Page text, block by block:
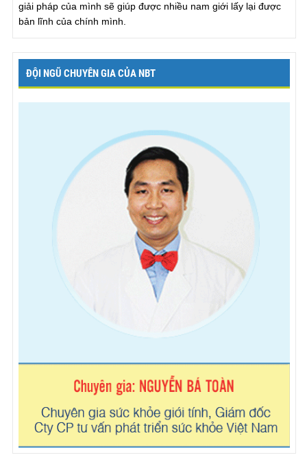
giải pháp của mình sẽ giúp được nhiều nam giới lấy lại được
bản lĩnh của chính mình.
ĐỘI NGŨ CHUYÊN GIA CỦA NBT